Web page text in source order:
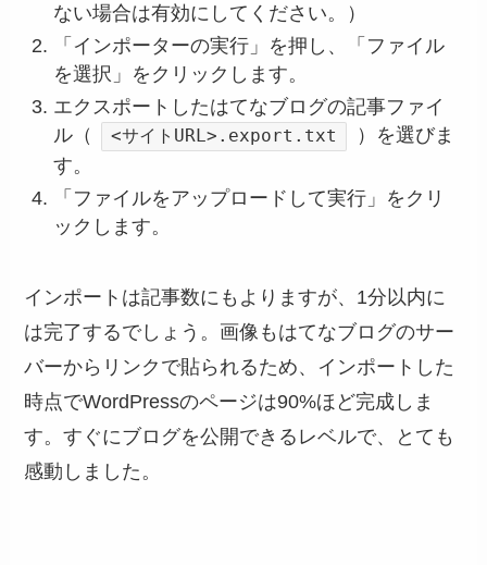
ない場合は有効にしてください。）
「インポーターの実行」を押し、「ファイル
を選択」をクリックします。
エクスポートしたはてなブログの記事ファイ
ル（
<サイトURL>.export.txt
）を選びま
す。
「ファイルをアップロードして実行」をクリ
ックします。
インポートは記事数にもよりますが、1分以内に
は完了するでしょう。画像もはてなブログのサー
バーからリンクで貼られるため、インポートした
時点でWordPressのページは90%ほど完成しま
す。すぐにブログを公開できるレベルで、とても
感動しました。